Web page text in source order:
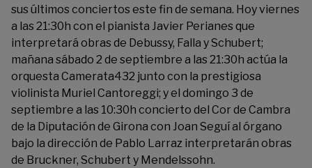
sus últimos conciertos este fin de semana. Hoy viernes
a las 21:30h con el pianista Javier Perianes que
interpretará obras de Debussy, Falla y Schubert;
mañana sábado 2 de septiembre a las 21:30h actúa la
orquesta Camerata432 junto con la prestigiosa
violinista Muriel Cantoreggi; y el domingo 3 de
septiembre a las 10:30h concierto del Cor de Cambra
de la Diputación de Girona con Joan Seguí al órgano
bajo la dirección de Pablo Larraz interpretarán obras
de Bruckner, Schubert y Mendelssohn.